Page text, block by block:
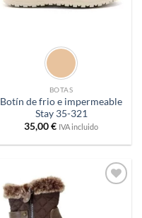
BOTAS
Botín de frio e impermeable
Stay 35-321
35,00€ IVA incluido